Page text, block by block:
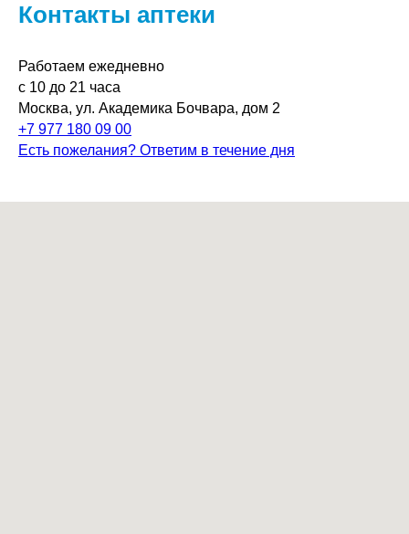
Контакты аптеки
Работаем ежедневно
с 10 до 21 часа
Москва, ул. Академика Бочвара, дом 2
+7 977 180 09 00
Есть пожелания? Ответим в течение дня